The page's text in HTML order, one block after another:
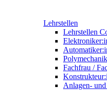
Lehrstellen
Lehrstellen
Fachfrau /
Anlagen-